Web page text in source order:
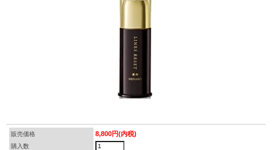
販売価格 8,800円(内税)
購入数